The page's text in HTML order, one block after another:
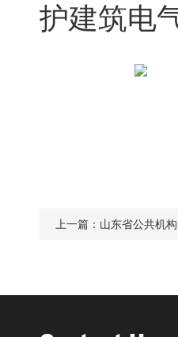
护建筑电
上一篇： 山东省公共机